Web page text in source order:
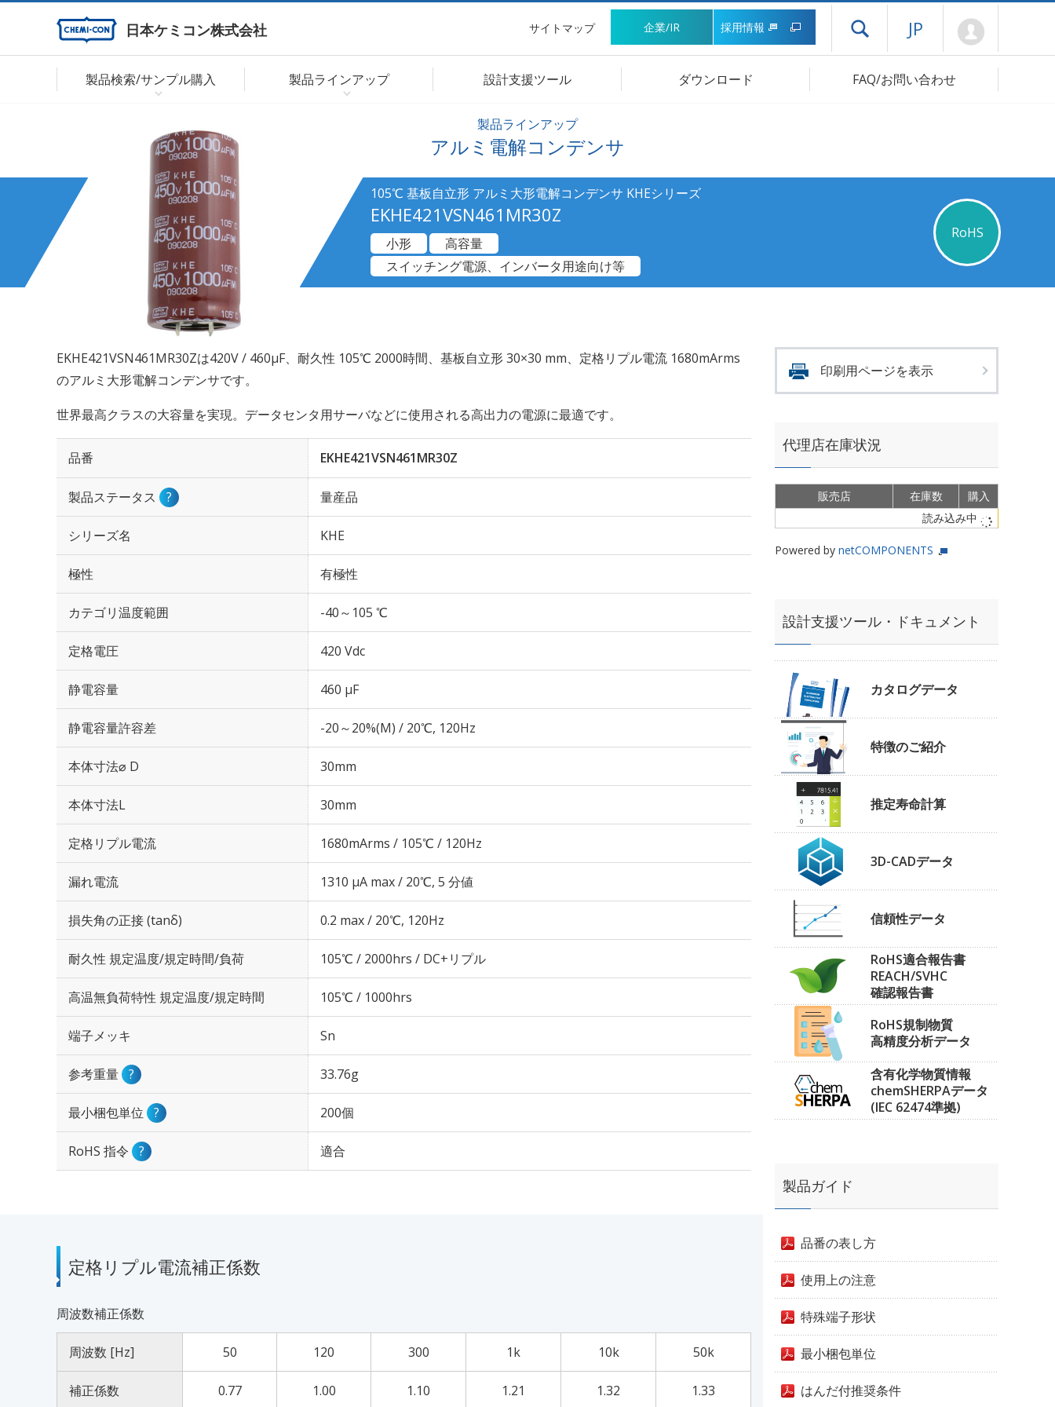
日本ケミコン株式会社 サイトマップ 企業/IR 採用情報 ドロワーメニューを開く
JP
製品検索/サンプル購入 製品ラインアップ 設計支援ツール ダウンロード FAQ/お問い合わせ
製品ラインアップ
アルミ電解コンデンサ
105℃ 基板自立形 アルミ大形電解コンデンサ KHEシリーズ
EKHE421VSN461MR30Z
RoHS
小形
高容量
スイッチング電源、インバータ用途向け等
EKHE421VSN461MR30Zは420V / 460µF、耐久性 105℃ 2000時間、基板自立形 30×30 mm、定格リプル電流 1680mArms
のアルミ大形電解コンデンサです。
世界最高クラスの大容量を実現。データセンタ用サーバなどに使用される高出力の電源に最適です。
品番 EKHE421VSN461MR30Z
製品ステータス ? 量産品
シリーズ名 KHE
極性 有極性
カテゴリ温度範囲 -40～105 ℃
定格電圧 420 Vdc
静電容量 460 µF
静電容量許容差 -20～20%(M) / 20℃, 120Hz
本体寸法⌀ D 30mm
本体寸法L 30mm
定格リプル電流 1680mArms / 105℃ / 120Hz
漏れ電流 1310 μA max / 20℃, 5 分値
損失角の正接 (tanδ) 0.2 max / 20℃, 120Hz
耐久性 規定温度/規定時間/負荷 105℃ / 2000hrs / DC+リプル
高温無負荷特性 規定温度/規定時間 105℃ / 1000hrs
端子メッキ Sn
参考重量 ? 33.76g
最小梱包単位 ? 200個
RoHS 指令 ? 適合
定格リプル電流補正係数
周波数補正係数
周波数 [Hz] 50 120 300 1k 10k 50k
補正係数 0.77 1.00 1.10 1.21 1.32 1.33
印刷用ページを表示
代理店在庫状況
販売店 在庫数
購入
読み込み中
Powered by netCOMPONENTS
設計支援ツール・ドキュメント
カタログデータ
特徴のご紹介
推定寿命計算
3D-CADデータ
信頼性データ
RoHS適合報告書
REACH/SVHC
確認報告書
RoHS規制物質
高精度分析データ
含有化学物質情報
chemSHERPAデータ
(IEC 62474準拠)
製品ガイド
品番の表し方
使用上の注意
特殊端子形状
最小梱包単位
はんだ付推奨条件